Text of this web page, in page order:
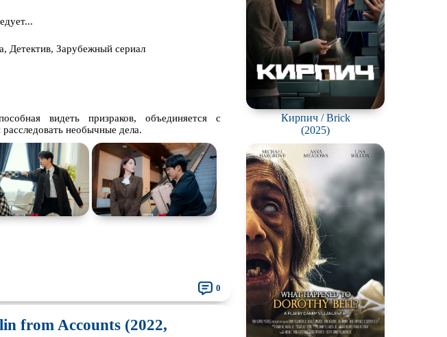
Детектив, Зарубежный сериал
видеть призраков, объединяется с
необычные дела.
0
from Accounts (2022,
Кирпич / Brick
(2025)